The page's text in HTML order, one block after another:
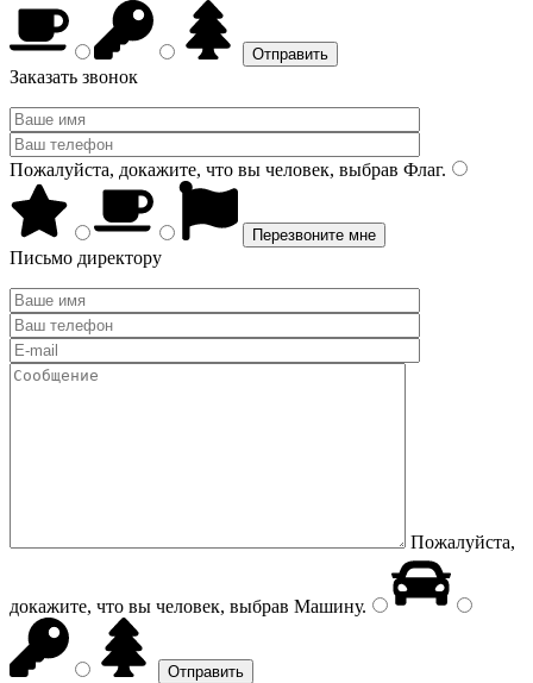
Заказать звонок
Пожалуйста, докажите, что вы человек, выбрав Флаг.
Письмо директору
Пожалуйста,
докажите, что вы человек, выбрав Машину.